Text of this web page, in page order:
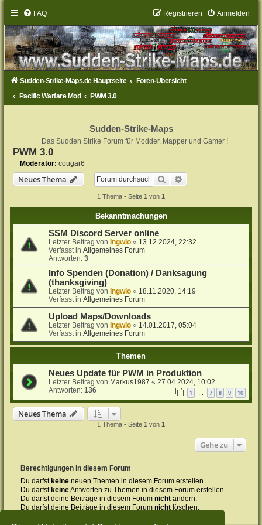
FAQ Anmelden
Registrieren
Sudden-Strike-Maps.de Hauptseite
Foren-Übersicht
Pacific Warfare Mod
PWM 3.0
Sudden-Strike-Maps
Das Sudden Strike Forum für Modder, Mapper und Gamer !
PWM 3.0
Moderator: cougar6
Neues Thema Suche
1 Thema • Seite 1 von 1
Bekanntmachungen
SSM Discord Server online
Letzter Beitrag vonIngwio « 13.12.2024, 22:32
Verfasst inAllgemeines Forum
Antworten:3
Info Spenden (Donation) / Danksagung
(thanksgiving)
Letzter Beitrag vonIngwio « 18.11.2020, 14:19
Verfasst inAllgemeines Forum
Upload Maps/Downloads
Letzter Beitrag vonIngwio « 14.01.2017, 05:04
Verfasst inAllgemeines Forum
Themen
Neues Update für PWM in Produktion
Letzter Beitrag von Markus1987 «27.04.2024, 10:02
Antworten:136 1 … 7 8 9 10
Neues Thema
1 Thema • Seite 1 von 1
Gehe zu
Berechtigungen in diesem Forum
Du darfst keine neuen Themen in diesem Forum erstellen.
Du darfst keineAntworten zu Themen in diesem Forum erstellen.
Du darfst deine Beiträge in diesem Forumnicht ändern.
Du darfst deine Beiträge in diesem Forumnicht löschen.